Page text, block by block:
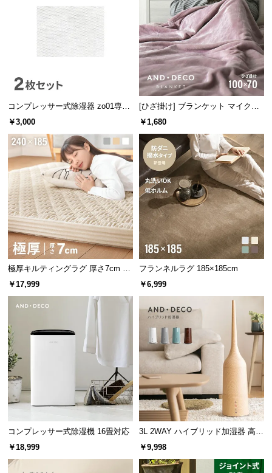
の
に
つ
い
て
小
型
商
品
の
配
送
に
つ
梱
設
サ
ー
ビ
コンプレッサー式除湿器 zo01専用
交換用活性炭フィルター 2個セット
￥3,000
[ひざ掛け] ブランケット マイクロ
ファイバー
￥1,680
極厚キルティングラグ 厚さ7cm 24
0×185cm
￥17,999
フランネルラグ 185×185cm
￥6,999
コンプレッサー式除湿機 16畳対応
￥18,999
3L 2WAY ハイブリッド加湿器 高さ
調整可能
￥9,998